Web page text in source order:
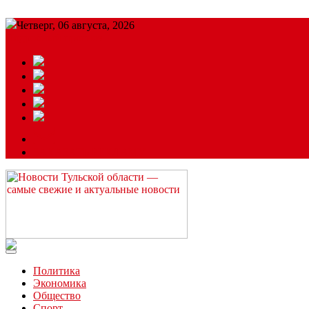
Четверг, 06 августа, 2026
Читайте последние новости дня в Тульской области на сайте
Политика
Экономика
Общество